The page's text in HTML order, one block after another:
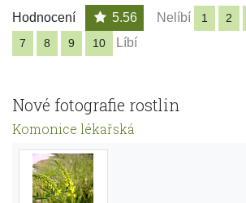
Hodnocení 5.56 Nelíbí 1 2
7
8 9 10 Líbí
Nové fotografie rostlin
Komonice lékařská